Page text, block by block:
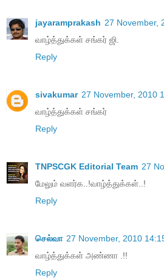
jayaramprakash 27 November,
வாழ்த்துக்கள் சங்கர் ஜி.
Reply
sivakumar 27 November, 2010
வாழ்த்துக்கள் சங்கர்
Reply
TNPSCGK Editorial Team 27
மேலும் வளர்க..!வாழ்த்துக்கள்..!
Reply
செல்வா 27 November, 2010
வாழ்த்துக்கள் அண்ணா .!!
Reply